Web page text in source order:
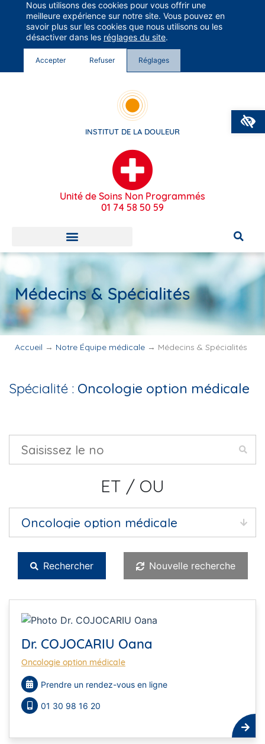
Groupe Vivalto Santé
Entre nous, la vie
INSTITUT DE LA DOULEUR
Unité de Soins Non Programmés
01 74 58 50 59
Médecins & Spécialités
Accueil → Notre Équipe médicale → Médecins & Spécialités
Spécialité : Oncologie option médicale
ET / OU
Rechercher Nouvelle recherche
Dr. COJOCARIU Oana
Oncologie option médicale
Prendre un rendez-vous en ligne
01 30 98 16 20
Nous utilisons des cookies pour vous offrir une
meilleure expérience sur notre site. Vous pouvez en
savoir plus sur les cookies que nous utilisons ou les
désactiver dans les réglages du site.
Accepter Refuser Réglages